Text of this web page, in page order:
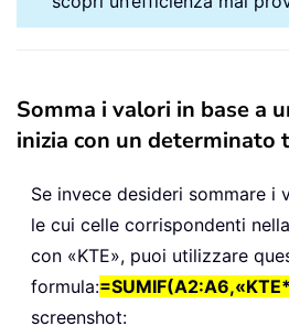
Somma i valori in base a
inizia con un determinato
Se invece desideri sommare i
le cui celle corrispondenti
con «KTE», puoi utilizzare
formula:
screenshot: